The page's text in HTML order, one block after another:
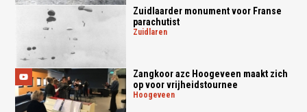
Zuidlaarder monument voor Franse
parachutist
zuidlaren
Zangkoor azc Hoogeveen maakt zich
op voor vrijheidstournee
hoogeveen